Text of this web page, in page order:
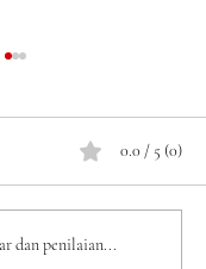
Laporan
0.0 / 5 (0)
dan penilaian...